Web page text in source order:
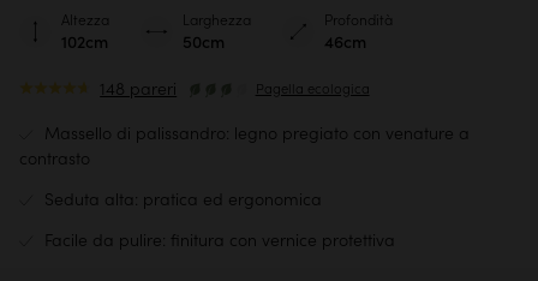
148 pareri Pagella ecologica
Massello di palissandro: legno pregiato con venature a
contrasto
Seduta alta: pratica ed ergonomica
Facile da pulire: finitura con vernice protettiva
Altezza
102cm
Larghezza
50cm
Profondità
46cm